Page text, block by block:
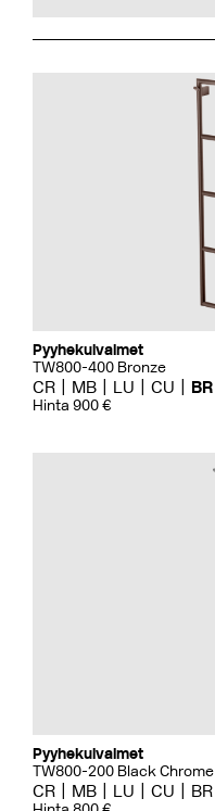
Pyyhekuivaimet
TW800-400 Bronze
CR MB LU CU BR
Hinta 900 €
Pyyhekuivaimet
TW800-200 Black Chrome
CR MB LU CU BR